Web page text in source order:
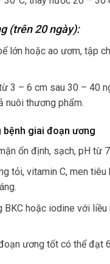
(trên 20 ngày):
lớn hoặc ao ươm, tập
3 – 6 cm sau 30 – 40
nuôi thương phẩm.
bệnh giai đoạn ương
ổn định, sạch, pH từ
tỏi, vitamin C, men
BKC hoặc iodine với liều
ương tốt có thể đạt